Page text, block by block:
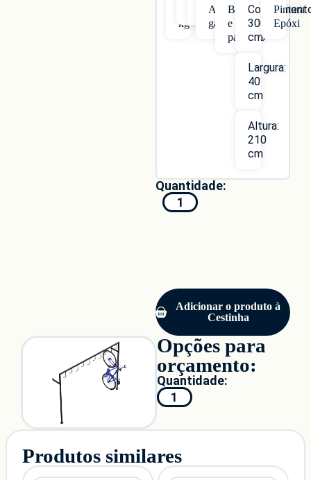
kg
Vertical
10Aço
galvanizado
Bucha
e
parafuso
300
cm
Largura:
40
cm
Altura:
210
cm
Pintura
Epóxi
Adicionar o produto à
Cestinha
Opções para
orçamento:
Produtos similares